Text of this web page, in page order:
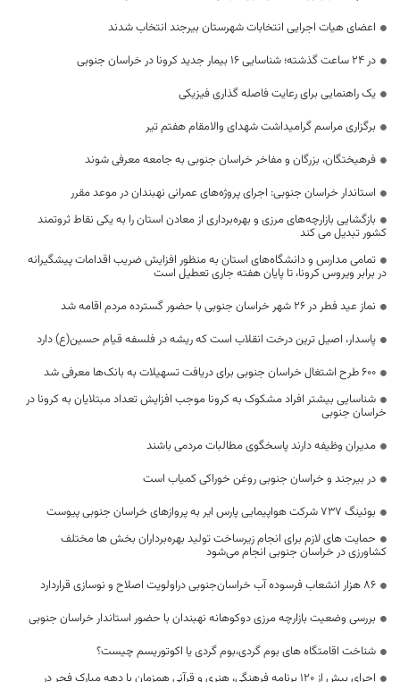
اعضای هیات اجرایی انتخابات شهرستان بیرجند انتخاب شدند
در 24 ساعت گذشته؛ شناسایی 16 بیمار جدید کرونا در خراسان جنوبی
یک راهنمایی برای رعایت فاصله گذاری فیزیکی
برگزاری مراسم گرامیداشت شهدای والامقام هفتم تیر
فرهیختگان، بزرگان و مفاخر خراسان جنوبی به جامعه معرفی شوند
استاندار خراسان جنوبی: اجرای پروژه‌های عمرانی نهبندان در موعد مقرر
بازگشایی بازارچه‌های مرزی و بهره‌برداری از معادن استان را به یکی نقاط ثروتمند
کشور تبدیل می کند
تمامی مدارس و دانشگاه‌های استان به منظور افزایش ضریب اقدامات پیشگیرانه
در برابر ویروس کرونا، تا پایان هفته جاری تعطیل است
نماز عید فطر در ۲۶ شهر خراسان جنوبی با حضور گسترده مردم اقامه شد
پاسدار، اصیل ترین درخت انقلاب است که ریشه در فلسفه قیام حسین(ع) دارد
۶۰۰ طرح اشتغال خراسان جنوبی برای دریافت تسهیلات به بانک‌ها معرفی شد
شناسایی بیشتر افراد مشکوک به کرونا موجب افزایش تعداد مبتلایان به کرونا در
خراسان جنوبی
مدیران وظیفه دارند پاسخگوی مطالبات مردمی باشند
در بیرجند و خراسان جنوبی روغن خوراکی کمیاب است
بوئینگ ۷۳۷ شرکت هواپیمایی پارس ایر به پروازهای خراسان جنوبی پیوست
حمایت های لازم برای انجام زیرساخت تولید بهره‌برداران بخش ها مختلف
کشاورزی در خراسان جنوبی انجام می‌شود
۸۶ هزار انشعاب فرسوده آب خراسان‌جنوبی دراولویت اصلاح و نوسازی قراردارد
بررسی وضعیت بازارچه مرزی دوکوهانه نهبندان با حضور استاندار خراسان جنوبی
شناخت اقامتگاه های بوم گردی،بوم گردی یا اکوتوریسم چیست؟